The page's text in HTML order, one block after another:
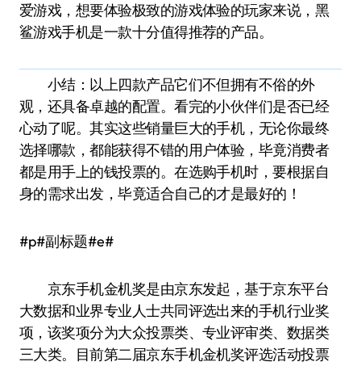
爱游戏，想要体验极致的游戏体验的玩家来说，黑
鲨游戏手机是一款十分值得推荐的产品。
小结：以上四款产品它们不但拥有不俗的外
观，还具备卓越的配置。看完的小伙伴们是否已经
心动了呢。其实这些销量巨大的手机，无论你最终
选择哪款，都能获得不错的用户体验，毕竟消费者
都是用手上的钱投票的。在选购手机时，要根据自
身的需求出发，毕竟适合自己的才是最好的！
#p#副标题#e#
京东手机金机奖是由京东发起，基于京东平台
大数据和业界专业人士共同评选出来的手机行业奖
项，该奖项分为大众投票类、专业评审类、数据类
三大类。目前第二届京东手机金机奖评选活动投票